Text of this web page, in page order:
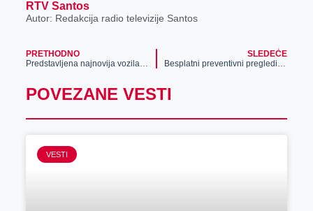
RTV Santos
Autor: Redakcija radio televizije Santos
PRETHODNO
Predstavljena najnovija vozila ruskog proizvođača koja se ističu u odnosu na konkurenciju
SLEDEĆE
Besplatni preventivni pregledi za sve građane u Opštoj bolnici „Đorđe Joanović“
POVEZANE VESTI
VESTI